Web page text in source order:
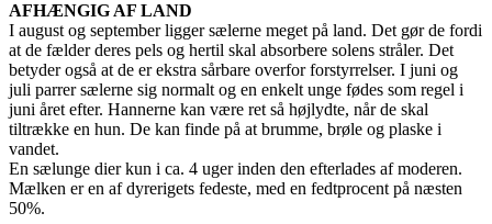
AFHÆNGIG AF LAND
I august og september ligger sælerne meget på land. Det gør de fordi
at de fælder deres pels og hertil skal absorbere solens stråler. Det
betyder også at de er ekstra sårbare overfor forstyrrelser. I juni og
juli parrer sælerne sig normalt og en enkelt unge fødes som regel i
juni året efter. Hannerne kan være ret så højlydte, når de skal
tiltrække en hun. De kan finde på at brumme, brøle og plaske i
vandet.
En sælunge dier kun i ca. 4 uger inden den efterlades af moderen.
Mælken er en af dyrerigets fedeste, med en fedtprocent på næsten
50%.